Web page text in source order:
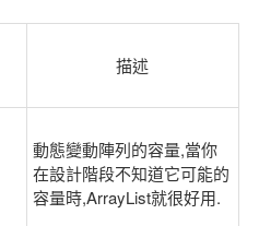
描述
動態變動陣列的容量,當你
在設計階段不知道它可能的
容量時,ArrayList就很好用.